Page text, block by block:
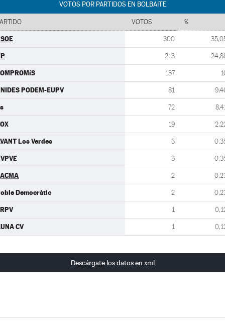
VOTOS POR PARTIDOS EN BOLBAITE
VOTOS %
300
213
137
PODEM-EUPV 81
72
19
Los Verdes 3
3
2
Democràtic 2
1
CV 1
Descárgate los datos en xml